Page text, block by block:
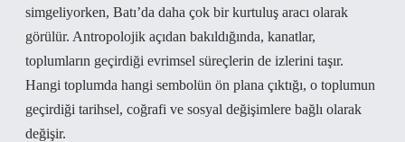
simgeliyorken, Batı’da daha çok bir kurtuluş aracı olarak
görülür. Antropolojik açıdan bakıldığında, kanatlar,
toplumların geçirdiği evrimsel süreçlerin de izlerini taşır.
Hangi toplumda hangi sembolün ön plana çıktığı, o toplumun
geçirdiği tarihsel, coğrafi ve sosyal değişimlere bağlı olarak
değişir.